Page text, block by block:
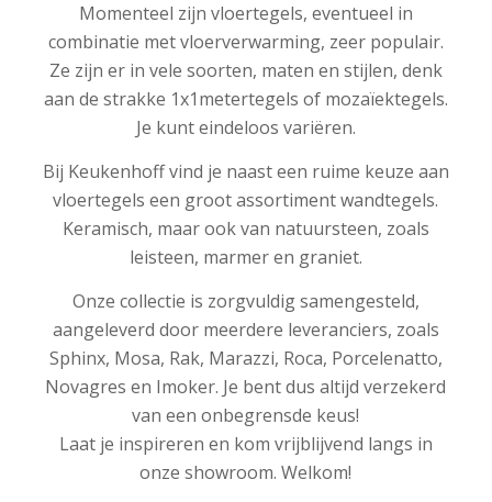
Momenteel zijn vloertegels, eventueel in
combinatie met vloerverwarming, zeer populair.
Ze zijn er in vele soorten, maten en stijlen, denk
aan de strakke 1x1metertegels of mozaïektegels.
Je kunt eindeloos variëren.
Bij Keukenhoff vind je naast een ruime keuze aan
vloertegels een groot assortiment wandtegels.
Keramisch, maar ook van natuursteen, zoals
leisteen, marmer en graniet.
Onze collectie is zorgvuldig samengesteld,
aangeleverd door meerdere leveranciers, zoals
Sphinx, Mosa, Rak, Marazzi, Roca, Porcelenatto,
Novagres en Imoker. Je bent dus altijd verzekerd
van een onbegrensde keus!
Laat je inspireren en kom vrijblijvend langs in
onze showroom. Welkom!